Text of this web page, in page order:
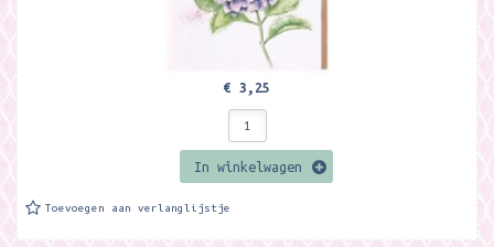
€ 3,25
In winkelwagen
Toevoegen aan verlanglijstje